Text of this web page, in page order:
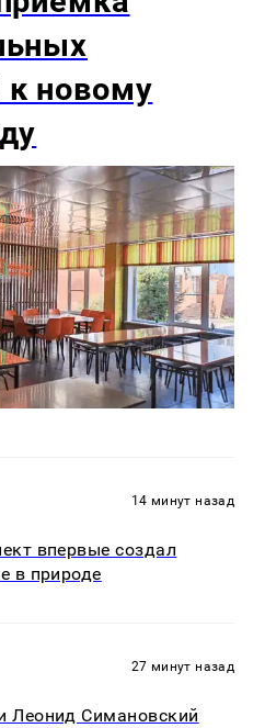
новому
14 минут назад
впервые создал
в природе
27 минут назад
Леонид Симановский